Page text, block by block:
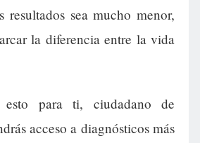
resultados sea mucho menor,
la diferencia entre la vida
esto para ti, ciudadano de
acceso a diagnósticos más